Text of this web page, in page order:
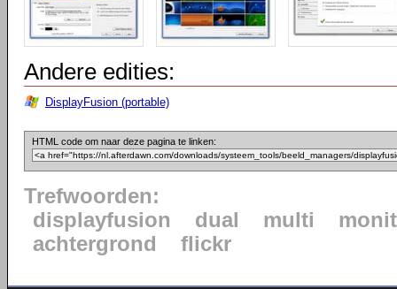
Andere edities:
DisplayFusion (portable)
HTML code om naar deze pagina te linken:
Trefwoorden:
displayfusion
dual multi
achtergrond
flickr